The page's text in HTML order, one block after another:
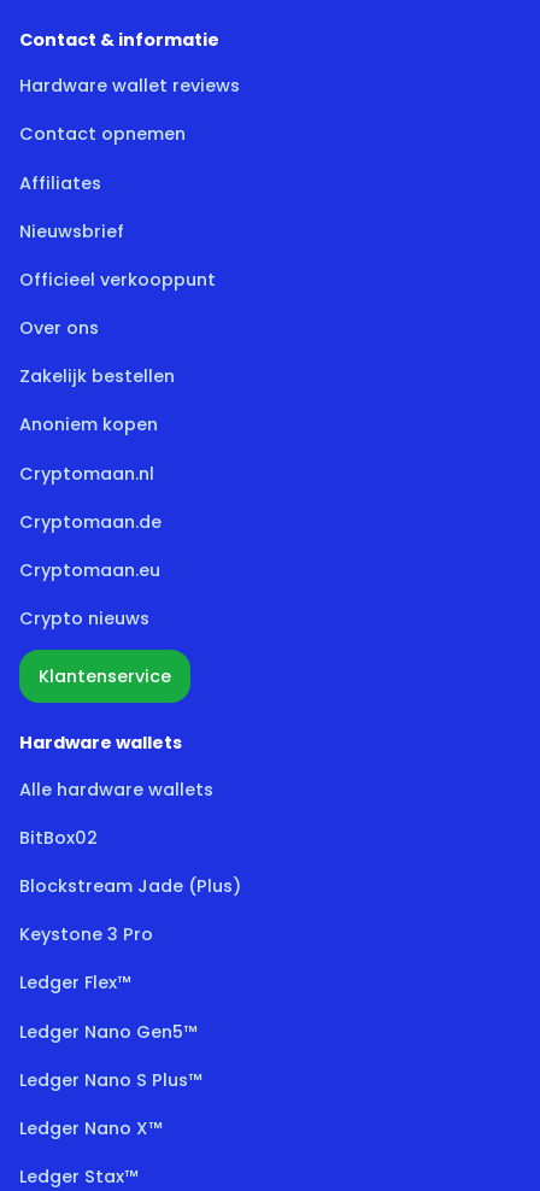
Contact & informatie
Hardware wallet reviews
Contact opnemen
Affiliates
Nieuwsbrief
Officieel verkooppunt
Over ons
Zakelijk bestellen
Anoniem kopen
Cryptomaan.nl
Cryptomaan.de
Cryptomaan.eu
Crypto nieuws
Klantenservice
Hardware wallets
Alle hardware wallets
BitBox02
Blockstream Jade (Plus)
Keystone 3 Pro
Ledger Flex™
Ledger Nano Gen5™
Ledger Nano S Plus™
Ledger Nano X™
Ledger Stax™